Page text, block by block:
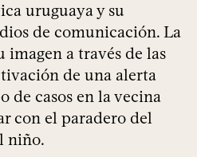
uruguaya y su
de comunicación. La
a través de las
de una alerta
de casos en la vecina
con el paradero del
niño.